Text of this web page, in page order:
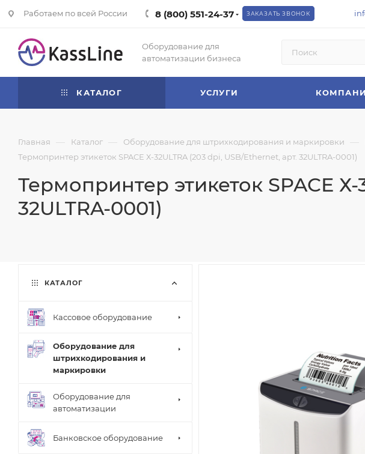
Работаем по всей России 8 (800) 551-24-37 ЗАКАЗАТЬ ЗВОНОК
Оборудование для
автоматизации бизнеса
КАТАЛОГ УСЛУГИ
Главная — Каталог — Оборудование для штрихкодирования и маркировки —
Термопринтер этикеток SPACE Х-32ULTRA (203 dpi, USB/Ethernet, арт. 32ULTRA-0001)
Термопринтер этикеток SPACE
32ULTRA-0001)
КАТАЛОГ
Кассовое оборудование
Оборудование для
штрихкодирования и
маркировки
Оборудование для
автоматизации
Банковское оборудование